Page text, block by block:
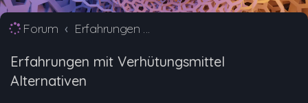
Forum Erfahrungen mit Verhütungsmittel Alternativen
Erfahrungen mit Verhütungsmittel
Alternativen